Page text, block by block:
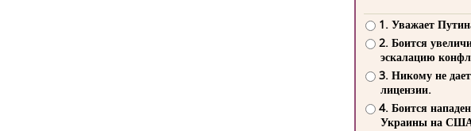
1. Уважает
2. Боится
эскалацию
3. Никому не
лицензии.
4. Боится
Украины на